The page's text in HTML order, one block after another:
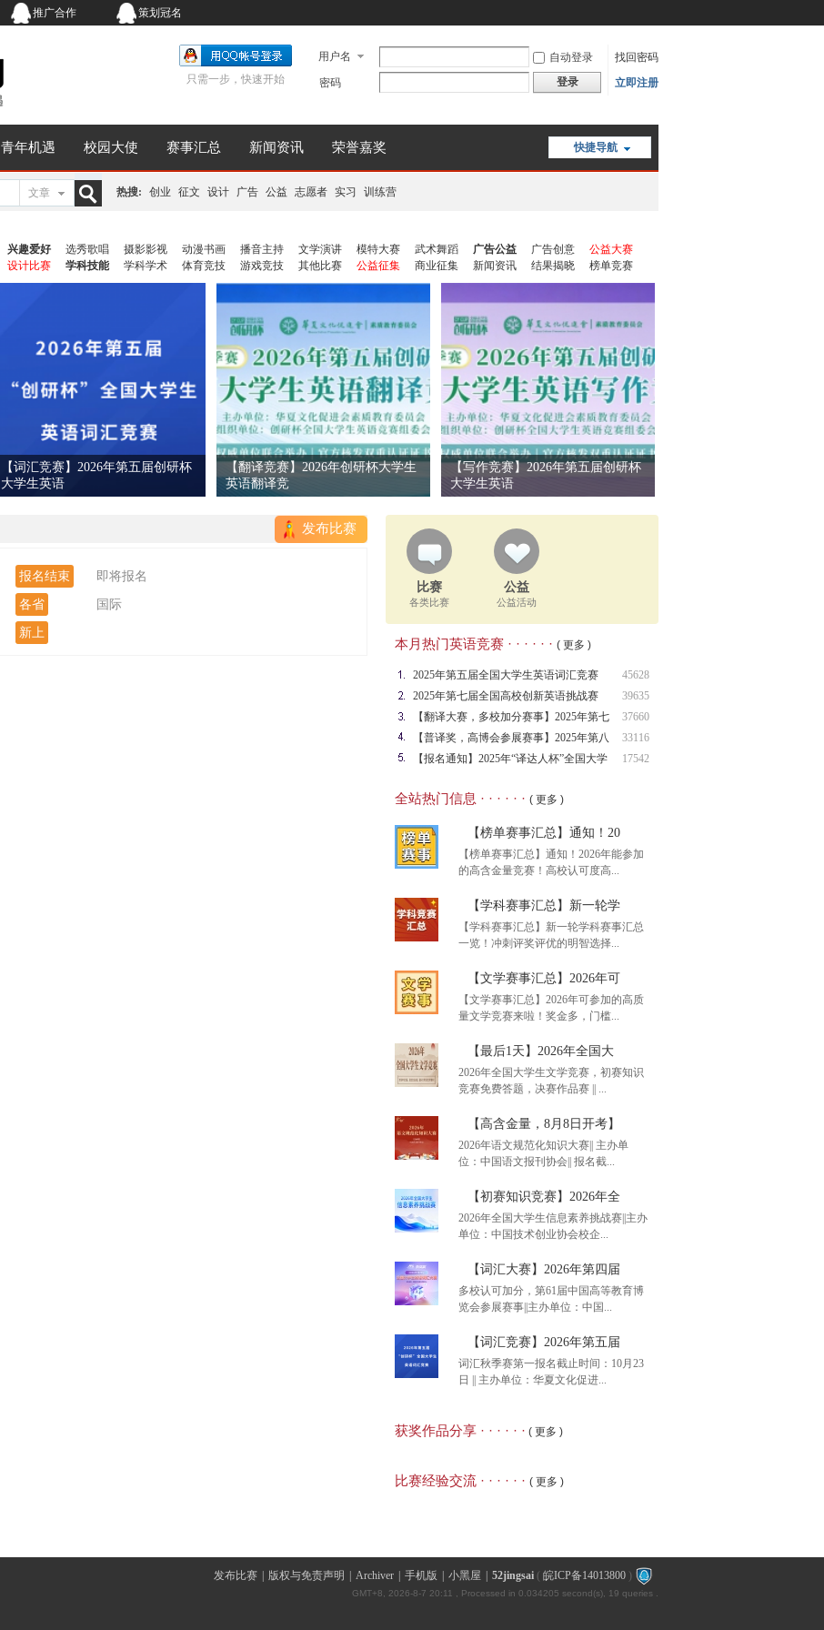
推广合作 策划冠名
用户名 自动登录
找回密码
密码
登录 立即注册
只需一步，快速开始
快捷导航
青年机遇 校园大使 赛事汇总 新闻资讯 荣誉嘉奖
文章 热搜: 创业 征文 设计 广告 公益 志愿者 实习 训练营
兴趣爱好 选秀歌唱 摄影影视 动漫书画 播音主持 文学演讲 模特大赛 武术舞蹈 广告公益 广告创意
公益大赛
设计比赛 学科技能 学科学术 体育竞技 游戏竞技 其他比赛 公益征集 商业征集 新闻资讯 结果揭晓 榜单竞赛
【词汇竞赛】2026年第五届创研杯
大学生英语
【翻译竞赛】2026年创研杯大学生
英语翻译竞
【写作竞赛】2026年第五届创研杯
大学生英语
发布比赛
报名结束
即将报名
各省
国际
新上
比赛
各类比赛
公益
公益活动
本月热门英语竞赛 · · · · · · ( 更多 )
45628
2025年第五届全国大学生英语词汇竞赛
（NCEV
39635
2025年第七届全国高校创新英语挑战赛
NCIECC
37660
【翻译大赛，多校加分赛事】2025年第七
届全
33116
【普译奖，高博会参展赛事】2025年第八
届普
17542
【报名通知】2025年“译达人杯”全国大学
全站热门信息 · · · · · · ( 更多 )
【榜单赛事汇总】通知！20
【榜单赛事汇总】通知！2026年能参加
的高含金量竞赛！高校认可度高...
【榜单赛事汇总】通知！20
【学科赛事汇总】新一轮学
【学科赛事汇总】新一轮学科赛事汇总
一览！冲刺评奖评优的明智选择...
【学科赛事汇总】新一轮学
【文学赛事汇总】2026年可
【文学赛事汇总】2026年可参加的高质
量文学竞赛来啦！奖金多，门槛...
【文学赛事汇总】2026年可
【最后1天】2026年全国大
2026年全国大学生文学竞赛，初赛知识
竞赛免费答题，决赛作品赛 || ...
【最后1天】2026年全国大
【高含金量，8月8日开考】
2026年语文规范化知识大赛|| 主办单
位：中国语文报刊协会|| 报名截...
【高含金量，8月8日开考】
【初赛知识竞赛】2026年全
2026年全国大学生信息素养挑战赛||主办
单位：中国技术创业协会校企...
【初赛知识竞赛】2026年全
【词汇大赛】2026年第四届
多校认可加分，第61届中国高等教育博
览会参展赛事||主办单位：中国...
【词汇大赛】2026年第四届
【词汇竞赛】2026年第五届
词汇秋季赛第一报名截止时间：10月23
日 || 主办单位：华夏文化促进...
获奖作品分享 · · · · · · ( 更多 )
比赛经验交流 · · · · · · ( 更多 )
发布比赛 版权与免责声明 Archiver 手机版 小黑屋 52jingsai ( 皖ICP备14013800 )
GMT+8, 2026-8-7 20:11 , Processed in 0.034205 second(s), 19 queries .